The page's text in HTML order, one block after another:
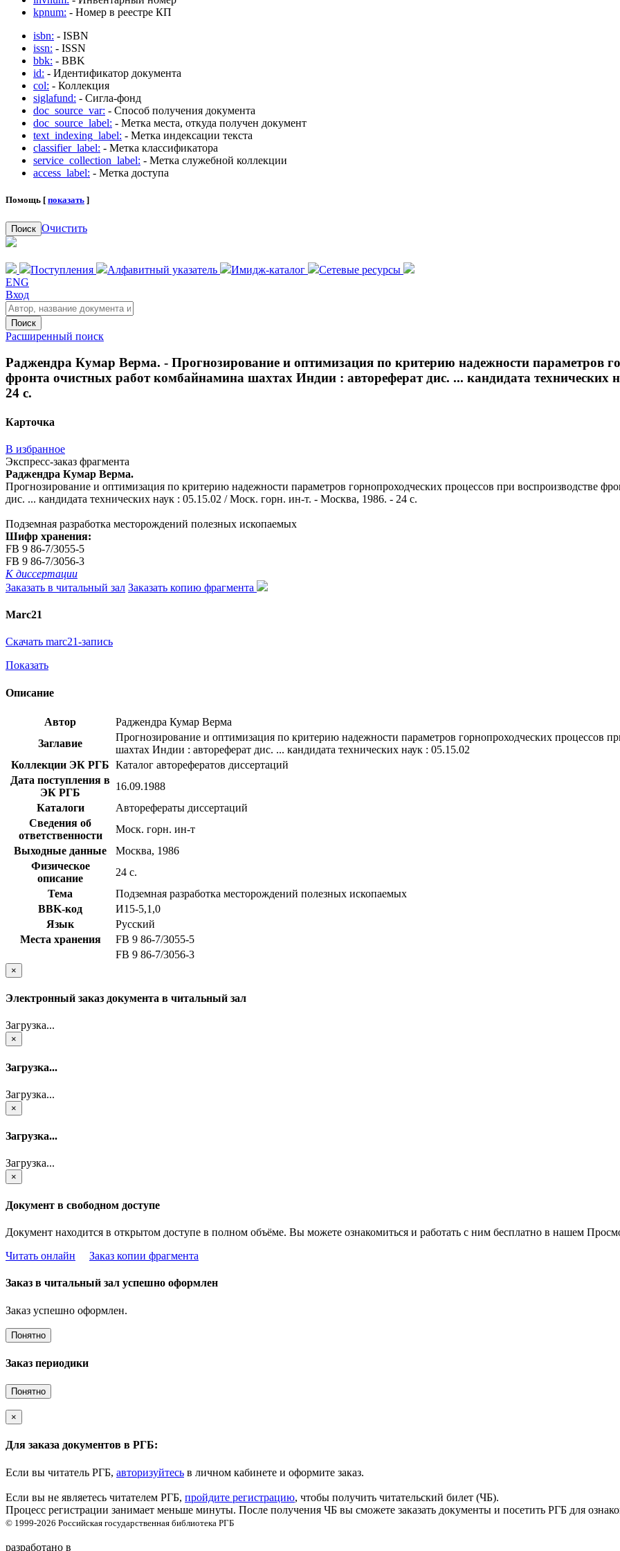
kpnum: - Номер в реестре КП
isbn: - ISBN
issn: - ISSN
bbk: - BBK
id: - Идентификатор документа
col: - Коллекция
siglafund: - Сигла-фонд
doc_source_var: - Способ получения документа
doc_source_label: - Метка места, откуда получен документ
text_indexing_label: - Метка индексации текста
classifier_label: - Метка классификатора
service_collection_label: - Метка служебной коллекции
access_label: - Метка доступа
Помощь [ показать ]
Поиск Очистить
Поступления Алфавитный указатель Имидж-каталог
Сетевые ресурсы
ENG
Вход
Поиск
Расширенный поиск
Раджендра Кумар Верма. - Прогнозирование и оптимизация по критерию надежности параметров
фронта очистных работ комбайнамина шахтах Индии : автореферат дис. ... кандидата технических
24 с.
Карточка
В избранное
Экспресс-заказ фрагмента
Раджендра Кумар Верма.
Прогнозирование и оптимизация по критерию надежности параметров горнопроходческих процессов при воспроизводстве
дис. ... кандидата технических наук : 05.15.02 / Моск. горн. ин-т. - Москва, 1986. - 24 с.
Подземная разработка месторождений полезных ископаемых
Шифр хранения:
FB 9 86-7/3055-5
FB 9 86-7/3056-3
К диссертации
Заказать в читальный зал Заказать копию фрагмента
Marc21
Скачать marc21-запись
Показать
Описание
Автор
Раджендра Кумар Верма
Заглавие
Прогнозирование и оптимизация по критерию надежности параметров горнопроходческих процессов
шахтах Индии : автореферат дис. ... кандидата технических наук : 05.15.02
Коллекции ЭК РГБ Каталог авторефератов диссертаций
Дата поступления в
ЭК РГБ
16.09.1988
Каталоги
Авторефераты диссертаций
Сведения об
ответственности
Моск. горн. ин-т
Выходные данные
Москва, 1986
Физическое
описание
24 с.
Тема
Подземная разработка месторождений полезных ископаемых
BBK-код
И15-5,1,0
Язык
Русский
Места хранения
FB 9 86-7/3055-5
FB 9 86-7/3056-3
×
Электронный заказ документа в читальный зал
Загрузка...
×
Загрузка...
Загрузка...
×
Загрузка...
Загрузка...
×
Документ в свободном доступе
Документ находится в открытом доступе в полном объёме. Вы можете ознакомиться и работать с ним бесплатно в нашем
Читать онлайн
Заказ копии фрагмента
Заказ в читальный зал успешно оформлен
Заказ успешно оформлен.
Понятно
Заказ периодики
Понятно
×
Для заказа документов в РГБ:
Если вы читатель РГБ, авторизуйтесь в личном кабинете и оформите заказ.
Если вы не являетесь читателем РГБ, пройдите регистрацию, чтобы получить читательский билет (ЧБ).
Процесс регистрации занимает меньше минуты. После получения ЧБ вы сможете заказать документы и посетить РГБ для
© 1999-2026 Российская государственная библиотека РГБ
разработано в